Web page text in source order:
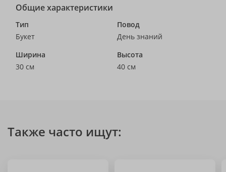
Общие характеристики
Тип
Букет
Повод
День знаний
Ширина
30 см
Высота
40 см
Также часто ищут: